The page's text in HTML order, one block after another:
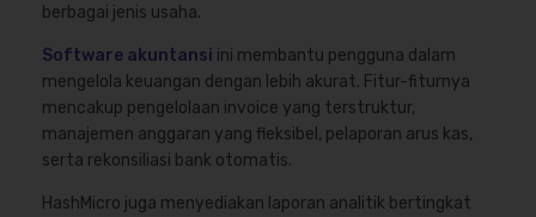
berbagai jenis usaha.
Software akuntansi ini membantu pengguna dalam
mengelola keuangan dengan lebih akurat. Fitur-fiturnya
mencakup pengelolaan invoice yang terstruktur,
manajemen anggaran yang fleksibel, pelaporan arus kas,
serta rekonsiliasi bank otomatis.
HashMicro juga menyediakan laporan analitik bertingkat